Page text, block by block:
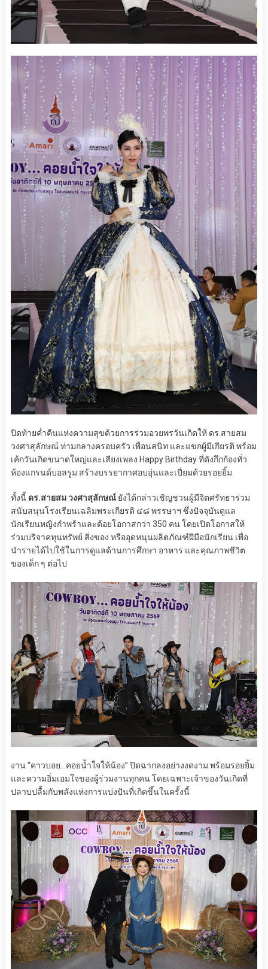
ปิดท้ายค่ำคืนแห่งความสุขด้วยการร่วมอวยพรวันเกิดให้ ดร.สายสม
วงศาสุลักษณ์ ท่ามกลางครอบครัว เพื่อนสนิท และแขกผู้มีเกียรติ พร้อม
เค้กวันเกิดขนาดใหญ่และเสียงเพลง Happy Birthday ที่ดังกึกก้องทั่ว
ห้องแกรนด์บอลรูม สร้างบรรยากาศอบอุ่นและเปี่ยมด้วยรอยยิ้ม
ทั้งนี้ ดร.สายสม วงศาสุลักษณ์ยังได้กล่าวเชิญชวนผู้มีจิตศรัทธาร่วม
สนับสนุนโรงเรียนเฉลิมพระเกียรติ ๔๘ พรรษาฯ ซึ่งปัจจุบันดูแล
นักเรียนหญิงกำพร้าและด้อยโอกาสกว่า 350 คน โดยเปิดโอกาสให้
ร่วมบริจาคทุนทรัพย์ สิ่งของ หรืออุดหนุนผลิตภัณฑ์ฝีมือนักเรียน เพื่อ
นำรายได้ไปใช้ในการดูแลด้านการศึกษา อาหาร และคุณภาพชีวิต
ของเด็ก ๆ ต่อไป
งาน “คาวบอย…คอยน้ำใจให้น้อง” ปิดฉากลงอย่างงดงาม พร้อมรอยยิ้ม
และความอิ่มเอมใจของผู้ร่วมงานทุกคน โดยเฉพาะเจ้าของวันเกิดที่
ปลาบปลื้มกับพลังแห่งการแบ่งปันที่เกิดขึ้นในครั้งนี้